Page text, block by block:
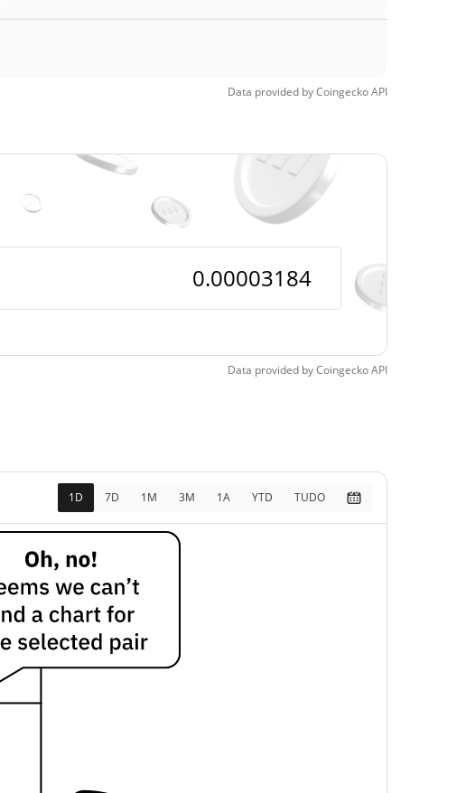
Baixa de todos os
tempos
Jul 25, 2026 (13 dias atrás)
$0.00002794
13.97%
Data provided byCoingeckoAPI
Data provided byCoingeckoAPI
1D 7D 1M 3M 1A YTD TUDO